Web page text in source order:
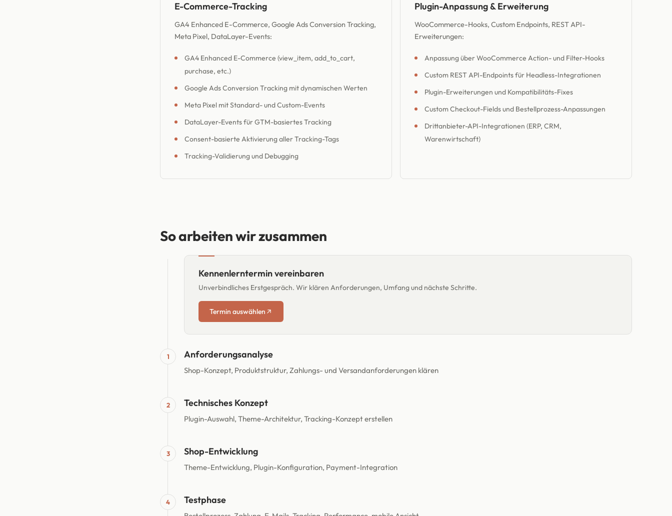
E-Commerce-Tracking
GA4 Enhanced E-Commerce, Google Ads Conversion Tracking,
Meta Pixel, DataLayer-Events:
GA4 Enhanced E-Commerce (view_item, add_to_cart,
purchase, etc.)
Google Ads Conversion Tracking mit dynamischen Werten
Meta Pixel mit Standard- und Custom-Events
DataLayer-Events für GTM-basiertes Tracking
Consent-basierte Aktivierung aller Tracking-Tags
Tracking-Validierung und Debugging
Plugin-Anpassung & Erweiterung
WooCommerce-Hooks, Custom Endpoints, REST API-
Erweiterungen:
Anpassung über WooCommerce Action- und Filter-Hooks
Custom REST API-Endpoints für Headless-Integrationen
Plugin-Erweiterungen und Kompatibilitäts-Fixes
Custom Checkout-Fields und Bestellprozess-Anpassungen
Drittanbieter-API-Integrationen (ERP, CRM,
Warenwirtschaft)
So arbeiten wir zusammen
Kennenlerntermin vereinbaren
Unverbindliches Erstgespräch. Wir klären Anforderungen, Umfang und nächste Schritte.
Termin auswählen
1 Anforderungsanalyse
Shop-Konzept, Produktstruktur, Zahlungs- und Versandanforderungen klären
2 Technisches Konzept
Plugin-Auswahl, Theme-Architektur, Tracking-Konzept erstellen
3 Shop-Entwicklung
Theme-Entwicklung, Plugin-Konfiguration, Payment-Integration
4 Testphase